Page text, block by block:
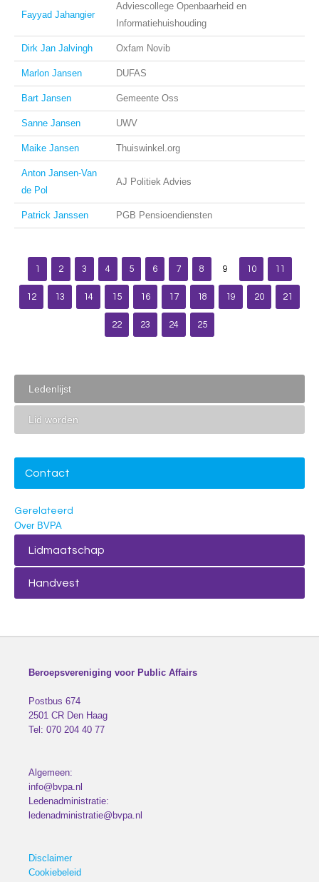
Fayyad Jahangier
Adviescollege Openbaarheid en
Informatiehuishouding
Dirk Jan Jalvingh Oxfam Novib
Marlon Jansen DUFAS
Bart Jansen Gemeente Oss
Sanne Jansen UWV
Maike Jansen Thuiswinkel.org
Anton Jansen-Van
de Pol
AJ Politiek Advies
Patrick Janssen PGB Pensioendiensten
1 2 3 4 5 6 7 8 9 10 11
12 13 14 15 16 17 18 19 20 21
22 23 24 25
Ledenlijst
Lid worden
Contact
Gerelateerd
Over BVPA
Lidmaatschap
Handvest
Beroepsvereniging voor Public Affairs
Postbus 674
2501 CR Den Haag
Tel: 070 204 40 77
Algemeen:
info@bvpa.nl
Ledenadministratie:
ledenadministratie@bvpa.nl
Disclaimer
Cookiebeleid